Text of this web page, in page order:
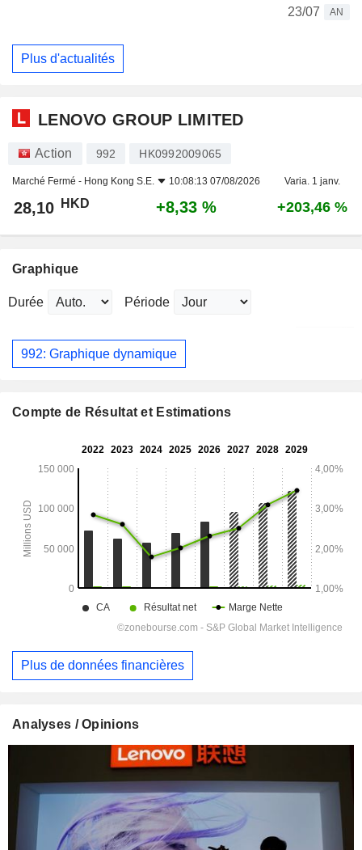
23/07 AN
Plus d'actualités
LENOVO GROUP LIMITED
Action 992 HK0992009065
Marché Fermé - Hong Kong S.E. 10:08:13 07/08/2026 Varia. 1 janv.
28,10 HKD +8,33 % +203,46 %
Graphique
Durée Période
992: Graphique dynamique
Compte de Résultat et Estimations
Plus de données financières
Analyses / Opinions